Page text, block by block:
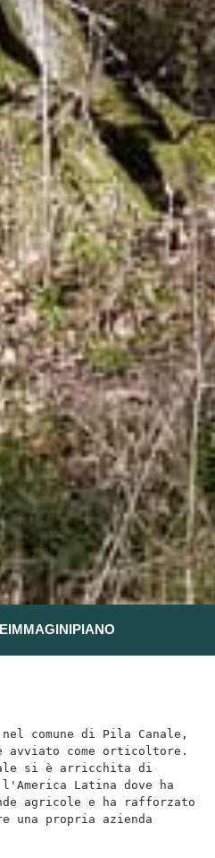
IMMAGINIPIANO
comune di Pila Canale,
avviato come orticoltore.
si è arricchita di
Latina dove ha
agricole e ha rafforzato
una propria azienda